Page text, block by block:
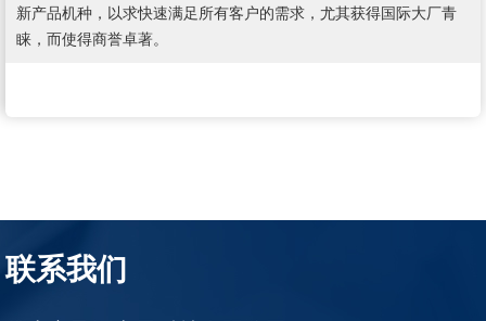
新产品机种，以求快速满足所有客户的需求，尤其获得国际大厂青
睐，而使得商誉卓著。
联系我们